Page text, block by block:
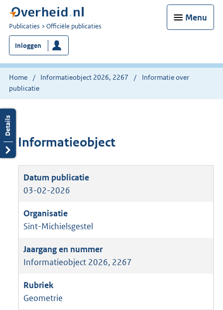
Menu
U
bent
nu
hier:
Publicaties Officiële publicaties
Inloggen
Home Informatieobject 2026, 2267
Informatie over
publicatie
Informatieobject
03-02-2026
Sint-Michielsgestel
Informatieobject 2026, 2267
Geometrie